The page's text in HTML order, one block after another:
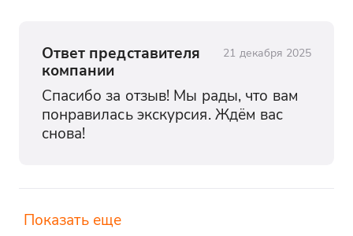
Ответ представителя
компании
21 декабря 2025
Спасибо за отзыв! Мы рады, что вам
понравилась экскурсия. Ждём вас
снова!
Показать еще